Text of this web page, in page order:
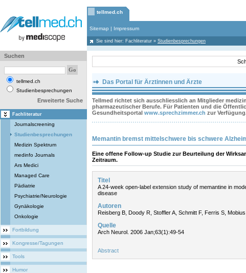
tellmed.ch
Sitemap | Impressum
Sie sind hier: Fachliteratur » Studienbesprechungen
Suchen
tellmed.ch
Studienbesprechungen
Erweiterte Suche
Fachliteratur
Journalscreening
Studienbesprechungen
Medizin Spektrum
medinfo Journals
Ars Medici
Managed Care
Pädiatrie
Psychiatrie/Neurologie
Gynäkologie
Onkologie
Fortbildung
Kongresse/Tagungen
Tools
Humor
Das Portal für Ärztinnen und Ärzte
Tellmed richtet sich ausschliesslich an Mitglieder
pharmazeutischer Berufe. Für Patienten und die
Gesundheitsportal www.sprechzimmer.ch zur
Memantin bremst mittelschwere bis schwere
Eine offene Follow-up Studie zur Beurteilung der
Zeitraum.
Titel
A 24-week open-label extension study of memantine in
disease
Autoren
Reisberg B, Doody R, Stoffler A, Schmitt F, Ferris S, Mobius
Quelle
Arch Neurol. 2006 Jan;63(1):49-54
Abstract